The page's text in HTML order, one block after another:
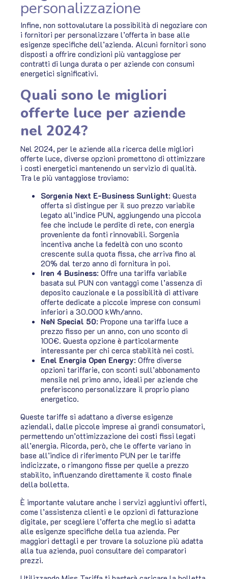
personalizzazione
Infine, non sottovalutare la possibilità di negoziare con
i fornitori per personalizzare l’offerta in base alle
esigenze specifiche dell’azienda. Alcuni fornitori sono
disposti a offrire condizioni più vantaggiose per
contratti di lunga durata o per aziende con consumi
energetici significativi.
Quali sono le migliori
offerte luce per aziende
nel 2024?
Nel 2024, per le aziende alla ricerca delle migliori
offerte luce, diverse opzioni promettono di ottimizzare
i costi energetici mantenendo un servizio di qualità.
Tra le più vantaggiose troviamo:
Sorgenia Next E-Business Sunlight: Questa
offerta si distingue per il suo prezzo variabile
legato all’indice PUN, aggiungendo una piccola
fee che include le perdite di rete, con energia
proveniente da fonti rinnovabili. Sorgenia
incentiva anche la fedeltà con uno sconto
crescente sulla quota fissa, che arriva fino al
20% dal terzo anno di fornitura in poi​​.
Iren 4 Business: Offre una tariffa variabile
basata sul PUN con vantaggi come l’assenza di
deposito cauzionale e la possibilità di attivare
offerte dedicate a piccole imprese con consumi
inferiori a 30.000 kWh/anno​​​​.
NeN Special 50: Propone una tariffa luce a
prezzo fisso per un anno, con uno sconto di
100€. Questa opzione è particolarmente
interessante per chi cerca stabilità nei costi​​.
Enel Energia Open Energy: Offre diverse
opzioni tariffarie, con sconti sull’abbonamento
mensile nel primo anno, ideali per aziende che
preferiscono personalizzare il proprio piano
energetico​​.
Queste tariffe si adattano a diverse esigenze
aziendali, dalle piccole imprese ai grandi consumatori,
permettendo un’ottimizzazione dei costi fissi legati
all’energia. Ricorda, però, che le offerte variano in
base all’indice di riferimento PUN per le tariffe
indicizzate, o rimangono fisse per quelle a prezzo
stabilito, influenzando direttamente il costo finale
della bolletta.
È importante valutare anche i servizi aggiuntivi offerti,
come l’assistenza clienti e le opzioni di fatturazione
digitale, per scegliere l’offerta che meglio si adatta
alle esigenze specifiche della tua azienda. Per
maggiori dettagli e per trovare la soluzione più adatta
alla tua azienda, puoi consultare dei comparatori
prezzi.